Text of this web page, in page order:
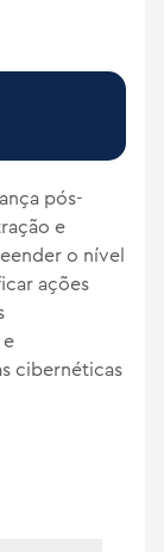
pós-
e
o nível
ações
cibernéticas